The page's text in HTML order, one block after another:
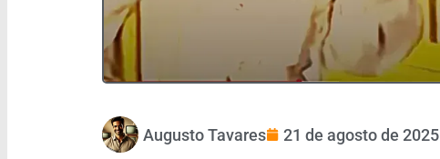
Augusto Tavares 21 de agosto de 2025